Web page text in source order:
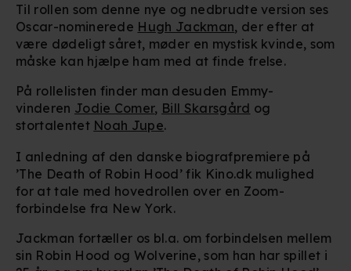
Til rollen som denne nye og nedbrudte version ses
Oscar-nominerede Hugh Jackman, der efter at
være dødeligt såret, møder en mystisk kvinde, som
måske kan hjælpe ham med at finde frelse.
På rollelisten finder man desuden Emmy-
vinderen Jodie Comer, Bill Skarsgård og
stortalentet Noah Jupe.
I anledning af den danske biografpremiere på
’The Death of Robin Hood’ fik Kino.dk mulighed
for at tale med hovedrollen over en Zoom-
forbindelse fra New York.
Jackman fortæller os bl.a. om forbindelsen mellem
sin Robin Hood og Wolverine, som han har spillet i